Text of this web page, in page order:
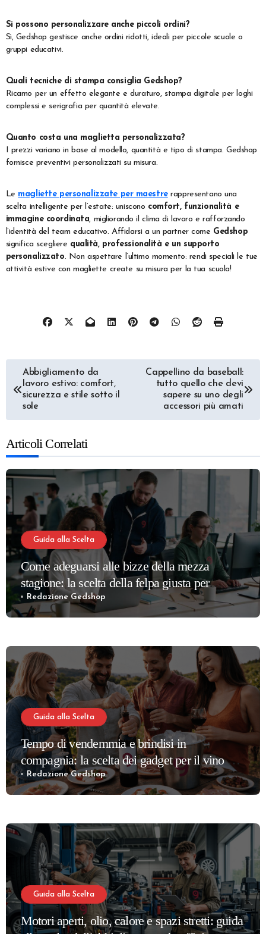
Si possono personalizzare anche piccoli ordini?
Sì, Gedshop gestisce anche ordini ridotti, ideali per piccole scuole o
gruppi educativi.
Quali tecniche di stampa consiglia Gedshop?
Ricamo per un effetto elegante e duraturo, stampa digitale per loghi
complessi e serigrafia per quantità elevate.
Quanto costa una maglietta personalizzata?
I prezzi variano in base al modello, quantità e tipo di stampa. Gedshop
fornisce preventivi personalizzati su misura.
Le magliette personalizzate per maestrerappresentano una
scelta intelligente per l’estate: uniscono comfort, funzionalità e
immagine coordinata, migliorando il clima di lavoro e rafforzando
l’identità del team educativo. Affidarsi a un partner come Gedshop
significa scegliere qualità, professionalità e un supporto
personalizzato. Non aspettare l’ultimo momento: rendi speciali le tue
attività estive con magliette create su misura per la tua scuola!
Navigazione
articoli
Abbigliamento da
lavoro estivo: comfort,
sicurezza e stile sotto il
sole
Cappellino da baseball:
tutto quello che devi
sapere su uno degli
accessori più amati
Articoli Correlati
Guida alla Scelta
Come adeguarsi alle bizze della mezza
stagione: la scelta della felpa giusta per
partner e dipendenti
Redazione Gedshop
Guida alla Scelta
Tempo di vendemmia e brindisi in
compagnia: la scelta dei gadget per il vino più
apprezzati per la tua cantina
Redazione Gedshop
Guida alla Scelta
Motori aperti, olio, calore e spazi stretti: guida